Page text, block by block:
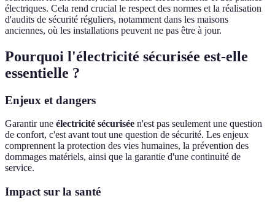
électriques. Cela rend crucial le respect des normes et la réalisation
d'audits de sécurité réguliers, notamment dans les maisons
anciennes, où les installations peuvent ne pas être à jour.
Pourquoi l'électricité sécurisée est-elle
essentielle ?
Enjeux et dangers
Garantir une électricité sécurisée n'est pas seulement une question
de confort, c'est avant tout une question de sécurité. Les enjeux
comprennent la protection des vies humaines, la prévention des
dommages matériels, ainsi que la garantie d'une continuité de
service.
Impact sur la santé